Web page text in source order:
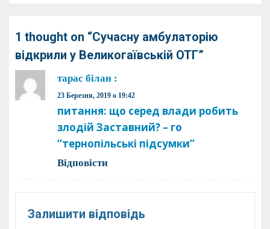
1 thought on “Сучасну амбулаторію
відкрили у Великогаївській ОТГ”
тарас білан :
23 Березня, 2019 о 19:42
питання: що серед влади робить
злодій Заставний? – го
“тернопільські підсумки”
Відповіcти
Залишити відповідь